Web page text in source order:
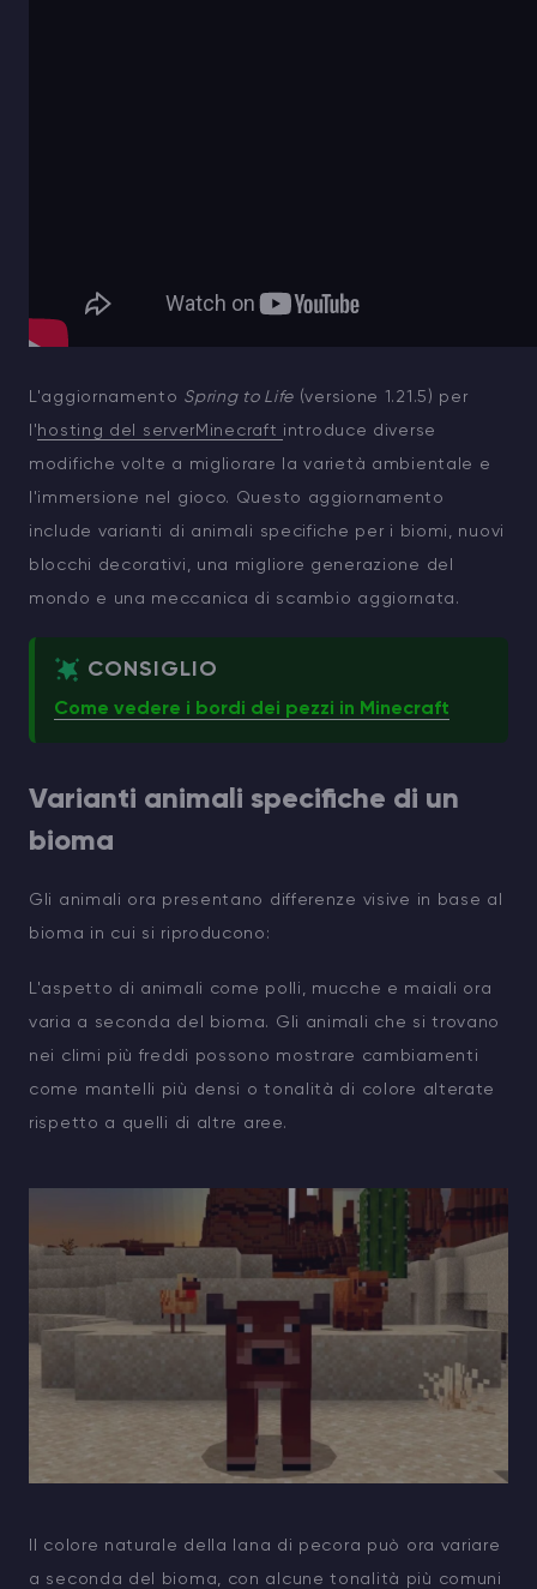
L'aggiornamento Spring to Life (versione 1.21.5) per
l' hosting del serverMinecraft introduce diverse
modifiche volte a migliorare la varietà ambientale e
l'immersione nel gioco. Questo aggiornamento
include varianti di animali specifiche per i biomi, nuovi
blocchi decorativi, una migliore generazione del
mondo e una meccanica di scambio aggiornata.
CONSIGLIO
Come vedere i bordi dei pezzi in Minecraft
Varianti animali specifiche di un
bioma
Gli animali ora presentano differenze visive in base al
bioma in cui si riproducono:
L'aspetto di animali come polli, mucche e maiali ora
varia a seconda del bioma. Gli animali che si trovano
nei climi più freddi possono mostrare cambiamenti
come mantelli più densi o tonalità di colore alterate
rispetto a quelli di altre aree.
Il colore naturale della lana di pecora può ora variare
a seconda del bioma, con alcune tonalità più comuni